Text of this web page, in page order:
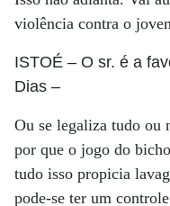
violência contra o
ISTOÉ – O sr. é a
Dias –
Ou se legaliza tudo ou
por que o jogo do
tudo isso propicia
pode-se ter um